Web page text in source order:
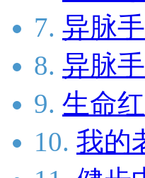
7. 异脉
8. 异脉
9. 生命红
10. 我的